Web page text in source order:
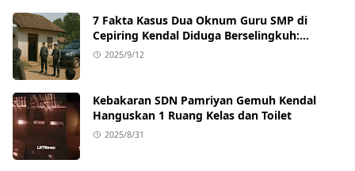
7 Fakta Kasus Dua Oknum Guru SMP di
Cepiring Kendal Diduga Berselingkuh:
Kronologi, Pengakuan, hingga Sanksi
2025/9/12
Kebakaran SDN Pamriyan Gemuh Kendal
Hanguskan 1 Ruang Kelas dan Toilet
2025/8/31